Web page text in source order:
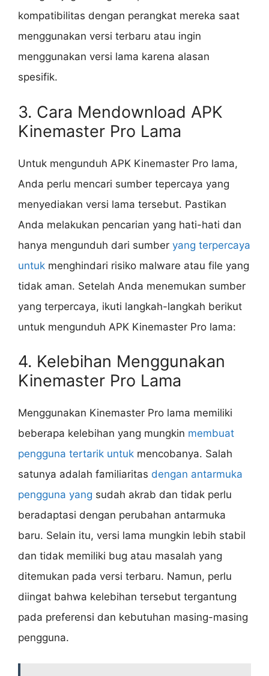
kompatibilitas dengan perangkat mereka saat
menggunakan versi terbaru atau ingin
menggunakan versi lama karena alasan
spesifik.
3. Cara Mendownload APK
Kinemaster Pro Lama
Untuk mengunduh APK Kinemaster Pro lama,
Anda perlu mencari sumber tepercaya yang
menyediakan versi lama tersebut. Pastikan
Anda melakukan pencarian yang hati-hati dan
hanya mengunduh dari sumber yang terpercaya
untuk menghindari risiko malware atau file yang
tidak aman. Setelah Anda menemukan sumber
yang terpercaya, ikuti langkah-langkah berikut
untuk mengunduh APK Kinemaster Pro lama:
4. Kelebihan Menggunakan
Kinemaster Pro Lama
Menggunakan Kinemaster Pro lama memiliki
beberapa kelebihan yang mungkin membuat
pengguna tertarik untuk mencobanya. Salah
satunya adalah familiaritas dengan antarmuka
pengguna yang sudah akrab dan tidak perlu
beradaptasi dengan perubahan antarmuka
baru. Selain itu, versi lama mungkin lebih stabil
dan tidak memiliki bug atau masalah yang
ditemukan pada versi terbaru. Namun, perlu
diingat bahwa kelebihan tersebut tergantung
pada preferensi dan kebutuhan masing-masing
pengguna.